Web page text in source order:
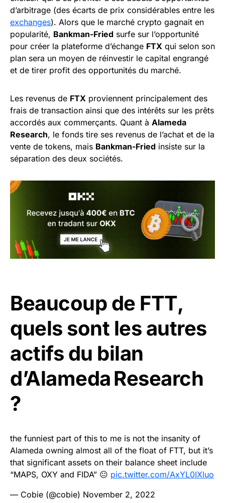
d’arbitrage (des écarts de prix considérables entre les
exchanges). Alors que le marché crypto gagnait en
popularité, Bankman-Fried surfe sur l’opportunité
pour créer la plateforme d’échange FTX qui selon son
plan sera un moyen de réinvestir le capital engrangé
et de tirer profit des opportunités du marché.
Les revenus de FTX proviennent principalement des
frais de transaction ainsi que des intérêts sur les prêts
accordés aux commerçants. Quant à Alameda
Research, le fonds tire ses revenus de l’achat et de la
vente de tokens, mais Bankman-Fried insiste sur la
séparation des deux sociétés.
Beaucoup de FTT,
quels sont les autres
actifs du bilan
d’Alameda Research
?
the funniest part of this to me is not the insanity of
Alameda owning almost all of the float of FTT, but it’s
that significant assets on their balance sheet include
“MAPS, OXY and FIDA” 😐 pic.twitter.com/AxYL0IXluo
— Cobie (@cobie) November 2, 2022